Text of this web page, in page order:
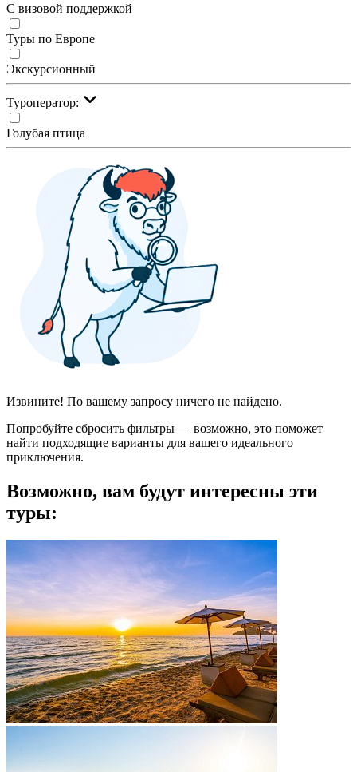
С визовой поддержкой
Туры по Европе
Экскурсионный
Туроператор:
Голубая птица
Извините! По вашему запросу ничего не найдено.
Попробуйте сбросить фильтры — возможно, это поможет
найти подходящие варианты для вашего идеального
приключения.
Возможно, вам будут интересны эти
туры: